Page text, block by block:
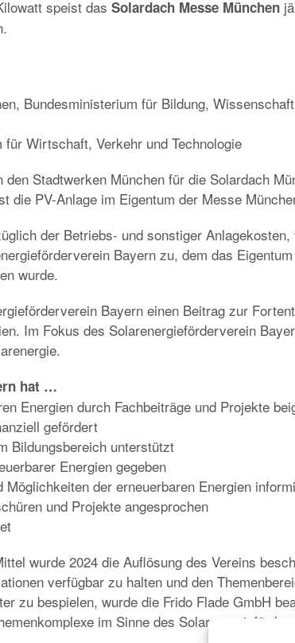
speist das Solardach Messe München
Bundesministerium für Bildung,
Wirtschaft, Verkehr und Technologie
Stadtwerken München für die Solardach
die PV-Anlage im Eigentum der Messe
der Betriebs- und sonstiger
Bayern zu, dem das
wurde.
Bayern einen Beitrag zur
Im Fokus des Solarenergieförderverein
hat …
Energien durch Fachbeiträge und Projekte
gefördert
Bildungsbereich unterstützt
Energien gegeben
Möglichkeiten der erneuerbaren Energien
und Projekte angesprochen
wurde 2024 die Auflösung des Vereins
verfügbar zu halten und den
zu bespielen, wurde die Frido Flade GmbH
im Sinne des